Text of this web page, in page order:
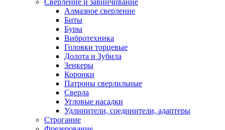
Сверление и завинчивание
Алмазное сверление
Биты
Буры
Вибротехника
Головки торцевые
Долота и Зубила
Зенкеры
Коронки
Патроны сверлильные
Сверла
Угловые насадки
Удлинители, соединители, адаптеры
Строгание